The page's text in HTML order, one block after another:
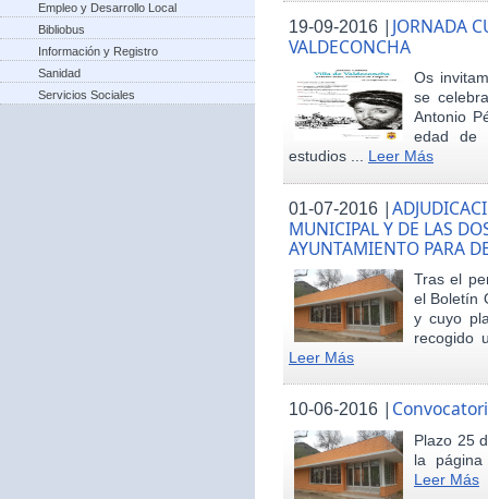
Empleo y Desarrollo Local
Bibliobus
Información y Registro
Sanidad
Servicios Sociales
19-09-2016 | JORNADA
VALDECONCHA
Os
se
Antonio
edad de
estudios ... Leer Más
01-07-2016 |
MUNICIPAL Y DE LAS
AYUNTAMIENTO PARA
Tras el
el Boletín
y cuyo
recogido
Leer Más
10-06-2016 |
Plazo 25
la
Leer Más